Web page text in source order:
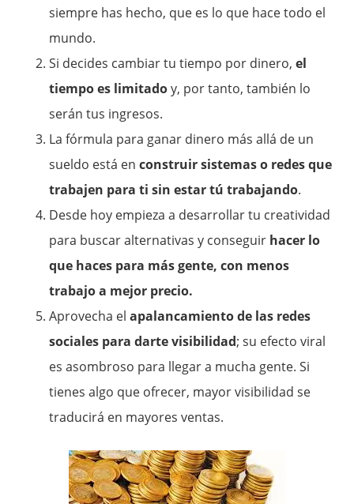
siempre has hecho, que es lo que hace todo el
mundo.
Si decides cambiar tu tiempo por dinero,el
tiempo es limitadoy, por tanto, también lo
serán tus ingresos.
La fórmula para ganar dinero más allá de un
sueldo está enconstruir sistemas o redes que
trabajen para ti sin estar tú trabajando.
Desde hoy empieza a desarrollar tu creatividad
para buscar alternativas y conseguir hacer lo
que haces para más gente, con menos
trabajo a mejor precio.
Aprovecha el apalancamiento de las redes
sociales para darte visibilidad; su efecto viral
es asombroso para llegar a mucha gente. Si
tienes algo que ofrecer, mayor visibilidad se
traducirá en mayores ventas.